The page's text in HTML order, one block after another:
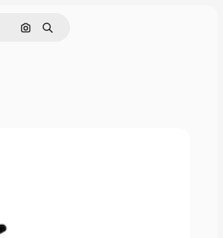
Поиск по изображению
Поиск